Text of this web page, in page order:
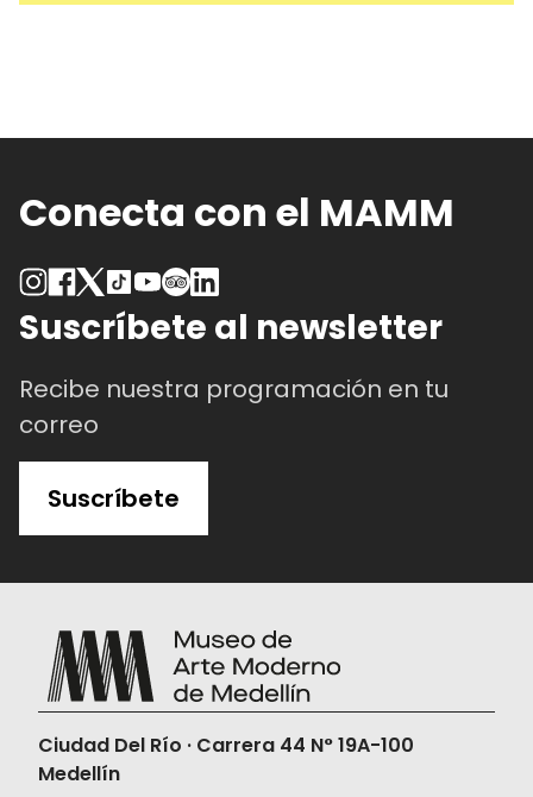
Conecta con el MAMM
Suscríbete al newsletter
Recibe nuestra programación en tu
correo
Suscríbete
Ciudad Del Río · Carrera 44 N° 19A-100
Medellín